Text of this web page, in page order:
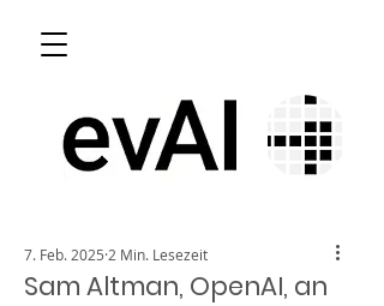
Sam Altman, OpenAI, an
7. Feb. 2025 2 Min. Lesezeit